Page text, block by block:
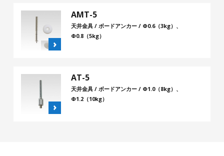
AMT-5
天井金具 / ボードアンカー / Φ0.6（3kg）、
Φ0.8（5kg）
AT-5
天井金具 / ボードアンカー / Φ1.0（8kg）、
Φ1.2（10kg）